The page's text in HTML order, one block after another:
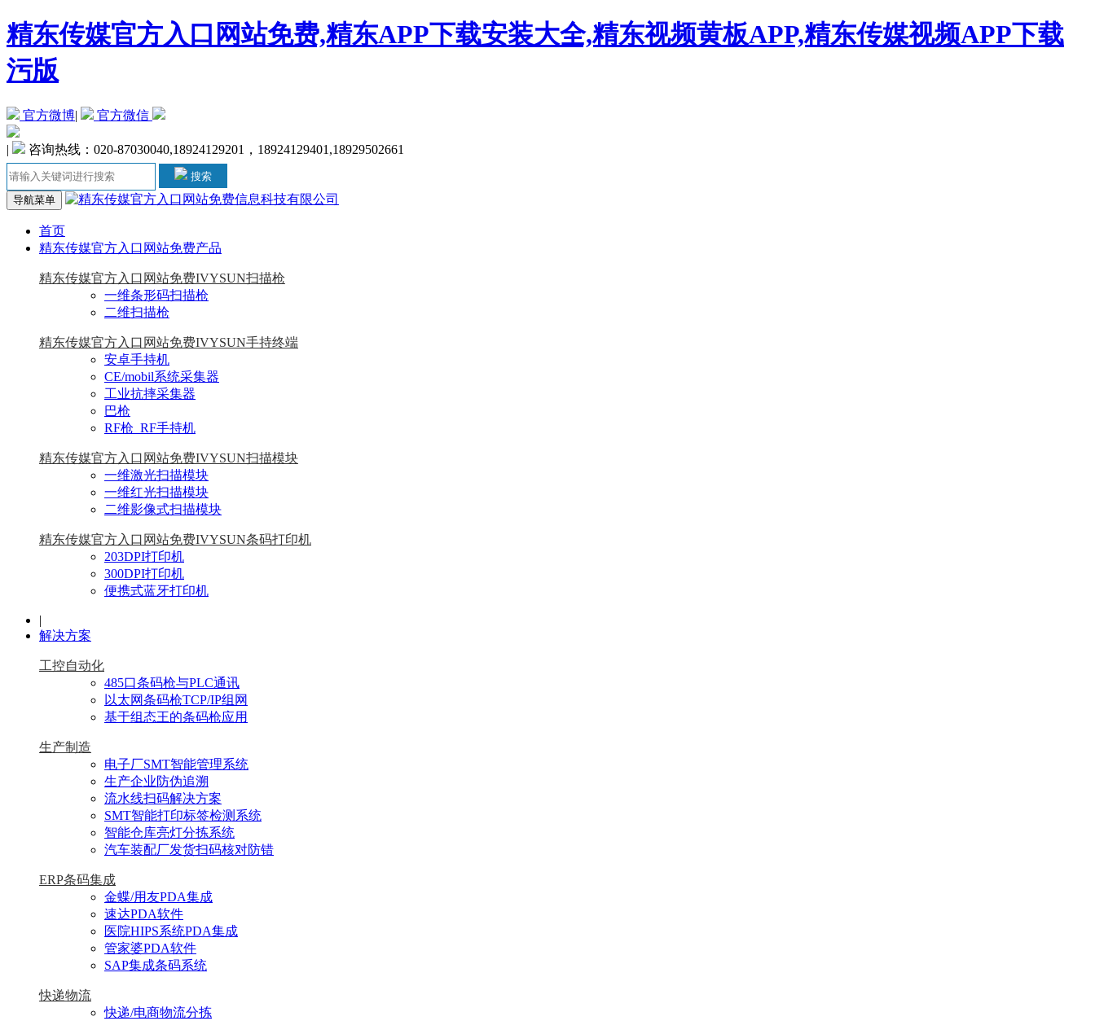
精东传媒官方入口网站免费,精东APP下载安装大全,精东视频黄板APP,精东传媒视频APP下载
污版
官方微博| 官方微信
| 咨询热线：020-87030040,18924129201，18924129401,18929502661
搜索
导航菜单
首页
精东传媒官方入口网站免费产品
精东传媒官方入口网站免费IVYSUN扫描枪
一维条形码扫描枪
二维扫描枪
精东传媒官方入口网站免费IVYSUN手持终端
安卓手持机
CE/mobil系统采集器
工业抗摔采集器
巴枪
RF枪_RF手持机
精东传媒官方入口网站免费IVYSUN扫描模块
一维激光扫描模块
一维红光扫描模块
二维影像式扫描模块
精东传媒官方入口网站免费IVYSUN条码打印机
203DPI打印机
300DPI打印机
便携式蓝牙打印机
|
解决方案
工控自动化
485口条码枪与PLC通讯
以太网条码枪TCP/IP组网
基于组态王的条码枪应用
生产制造
电子厂SMT智能管理系统
生产企业防伪追溯
流水线扫码解决方案
SMT智能打印标签检测系统
智能仓库亮灯分拣系统
汽车装配厂发货扫码核对防错
ERP条码集成
金蝶/用友PDA集成
速达PDA软件
医院HIPS系统PDA集成
管家婆PDA软件
SAP集成条码系统
快递物流
快递/电商物流分拣